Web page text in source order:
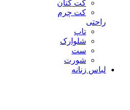
کت کتان
کت چرم
راحتی
تاپ
شلوارک
ست
شورت
لباس زنانه